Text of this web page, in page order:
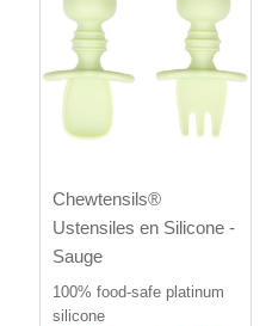
Chewtensils®
Ustensiles en Silicone -
Sauge
100% food-safe platinum
silicone